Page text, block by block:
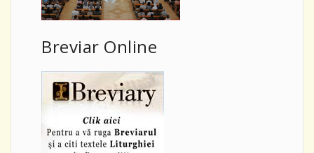
Breviar Online